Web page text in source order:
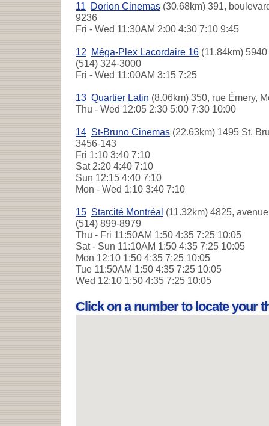
11 Dorion Cinemas (30.68km) 391,
9236
Fri - Wed 11:30AM 2:00 4:30 7:10 9:45
12 Méga-Plex Lacordaire 16 (11.84km)
(514) 324-3000
Fri - Wed 11:00AM 3:15 7:25
13 Quartier Latin (8.06km) 350, rue Émery,
Thu - Wed 12:05 2:30 5:00 7:30 10:00
14 St-Bruno Cinemas (22.63km) 1495 St.
3456-143
Fri 1:10 3:40 7:10
Sat2:20 4:40 7:10
Sun 12:15 4:40 7:10
Mon - Wed 1:10 3:40 7:10
15 Starcité Montréal (11.32km) 4825,
(514) 899-8979
Thu - Fri 11:50AM 1:50 4:35 7:25 10:05
Sat - Sun 11:10AM 1:50 4:35 7:25 10:05
Mon 12:10 1:50 4:35 7:25 10:05
Tue 11:50AM 1:50 4:35 7:25 10:05
Wed 12:10 1:50 4:35 7:25 10:05
Click on a number to locate your